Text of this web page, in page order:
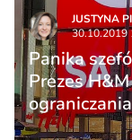
JUSTYNA
30.10.2019
Panika
Prezes